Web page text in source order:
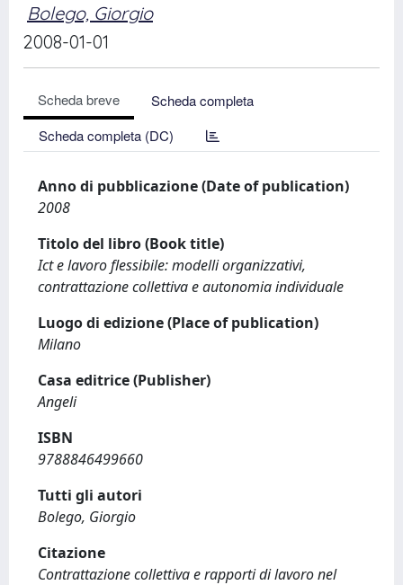
Bolego, Giorgio
2008-01-01
Scheda breve
Scheda completa
Scheda completa (DC)
Anno di pubblicazione (Date of publication)
2008
Titolo del libro (Book title)
Ict e lavoro flessibile: modelli organizzativi,
contrattazione collettiva e autonomia individuale
Luogo di edizione (Place of publication)
Milano
Casa editrice (Publisher)
Angeli
ISBN
9788846499660
Tutti gli autori
Bolego, Giorgio
Citazione
Contrattazione collettiva e rapporti di lavoro nel